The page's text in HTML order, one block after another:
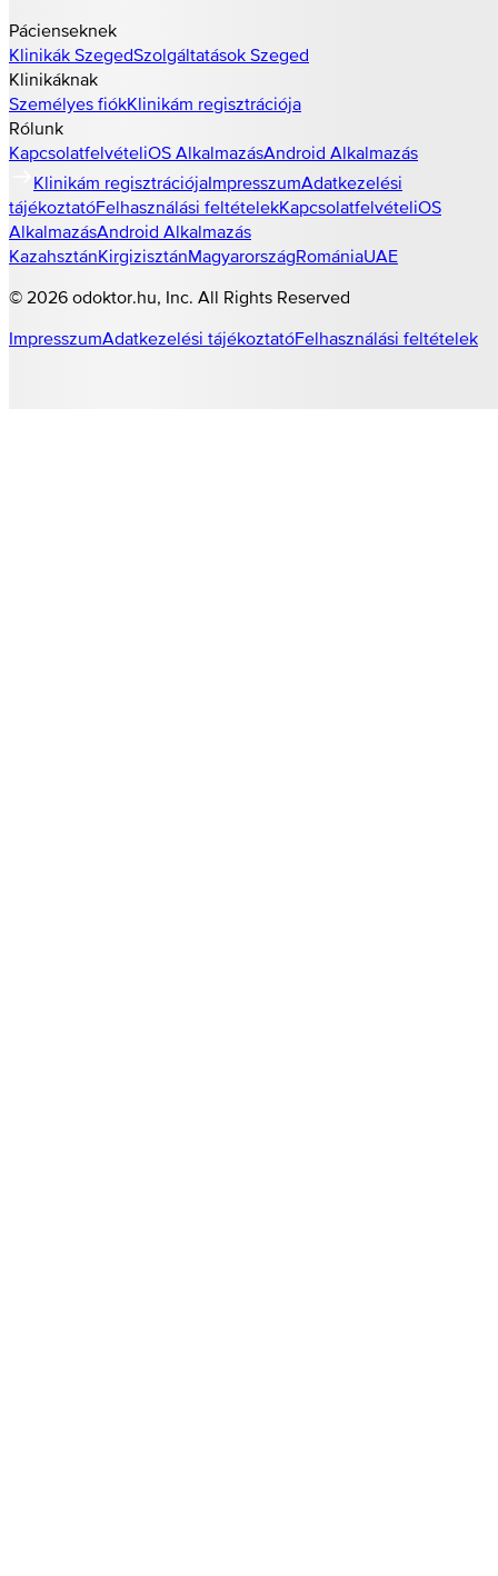
Pácienseknek
Klinikák SzegedSzolgáltatások Szeged
Klinikáknak
Személyes fiókKlinikám regisztrációja
Rólunk
KapcsolatfelvételiOS AlkalmazásAndroid Alkalmazás
Klinikám regisztrációjaImpresszumAdatkezelési
tájékoztatóFelhasználási feltételekKapcsolatfelvételiOS
AlkalmazásAndroid Alkalmazás
KazahsztánKirgizisztánMagyarországRomániaUAE
© 2026 odoktor.hu , Inc. All Rights Reserved
ImpresszumAdatkezelési tájékoztatóFelhasználási feltételek